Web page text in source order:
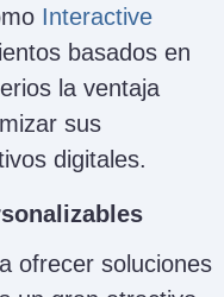
Interactive
basados en
la ventaja
sus
digitales.
ofrecer soluciones